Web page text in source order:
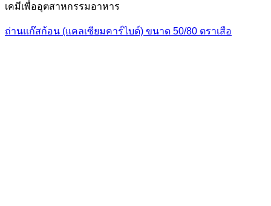
เคมีเพื่ออุตสาหกรรมอาหาร
ถ่านแก๊สก้อน (แคลเซียมคาร์ไบด์) ขนาด 50/80 ตราเสือ